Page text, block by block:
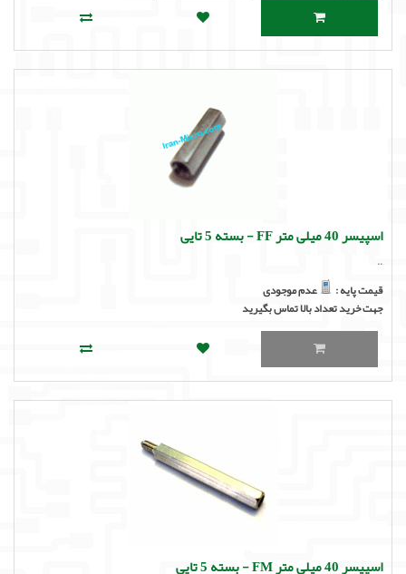
اسپیسر 40 میلی متر FF - بسته 5 تایی
..
قیمت پایه :
عدم موجودی
جهت خرید تعداد بالا تماس بگیرید
اسپیسر 40 میلی متر FM - بسته 5 تایی